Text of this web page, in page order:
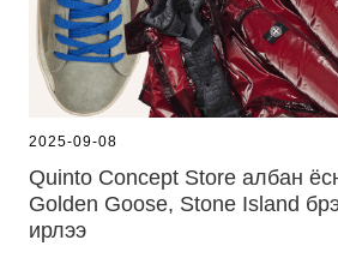
2025-09-08
Quinto Concept Store албан
Golden Goose, Stone Island
ирлээ